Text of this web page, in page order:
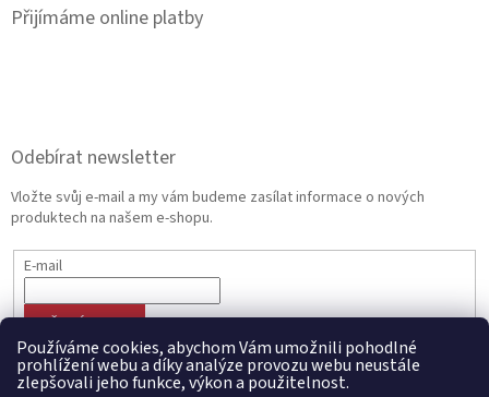
Používáme cookies, abychom Vám umožnili pohodlné
prohlížení webu a díky analýze provozu webu neustále
zlepšovali jeho funkce, výkon a použitelnost.
Přijímáme online platby
Odebírat newsletter
Vložte svůj e-mail a my vám budeme zasílat informace o nových
produktech na našem e-shopu.
E-mail
PŘIHLÁSIT SE